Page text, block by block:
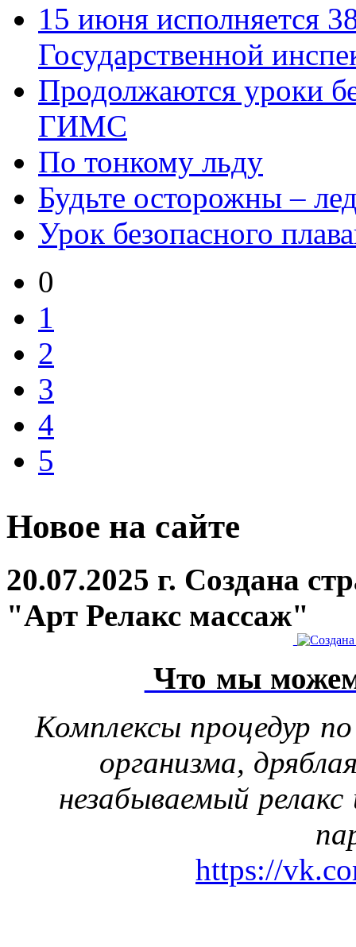
15 июня исполняется
Государственной
Продолжаются уроки
ГИМС
По тонкому льду
Будьте осторожны –
Урок безопасного
0
1
2
3
4
5
Новое на сайте
20.07.2025 г. Создана
"Арт Релакс массаж"
Что мы
Комплексы процедур
организма,
незабываемый
https://